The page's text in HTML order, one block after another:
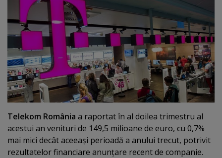
Telekom România a raportat în al doilea trimestru al
acestui an venituri de 149,5 milioane de euro, cu 0,7%
mai mici decât aceeaşi perioadă a anului trecut, potrivit
rezultatelor financiare anunţare recent de companie.